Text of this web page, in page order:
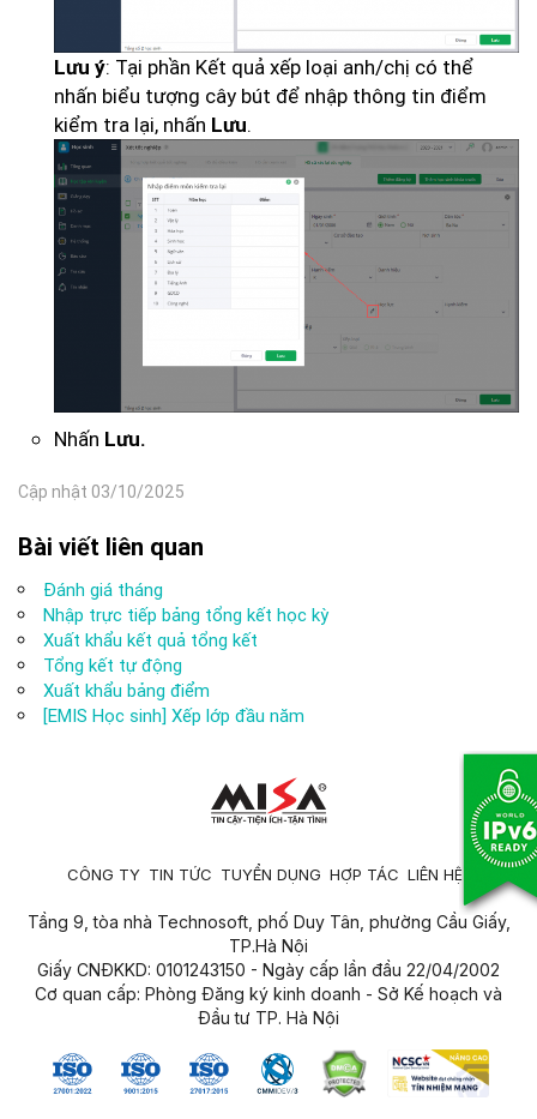
Lưu ý: Tại phần Kết quả xếp loại anh/chị có thể
nhấn biểu tượng cây bút để nhập thông tin điểm
kiểm tra lại, nhấn Lưu.
Nhấn Lưu.
Cập nhật 03/10/2025
Bài viết liên quan
Đánh giá tháng
Nhập trực tiếp bảng tổng kết học kỳ
Xuất khẩu kết quả tổng kết
Tổng kết tự động
Xuất khẩu bảng điểm
[EMIS Học sinh] Xếp lớp đầu năm
CÔNG TY TIN TỨC TUYỂN DỤNG HỢP TÁC LIÊN HỆ
Tầng 9, tòa nhà Technosoft, phố Duy Tân, phường Cầu Giấy,
TP.Hà Nội
Giấy CNĐKKD: 0101243150 - Ngày cấp lần đầu 22/04/2002
Cơ quan cấp: Phòng Đăng ký kinh doanh - Sở Kế hoạch và
Đầu tư TP. Hà Nội